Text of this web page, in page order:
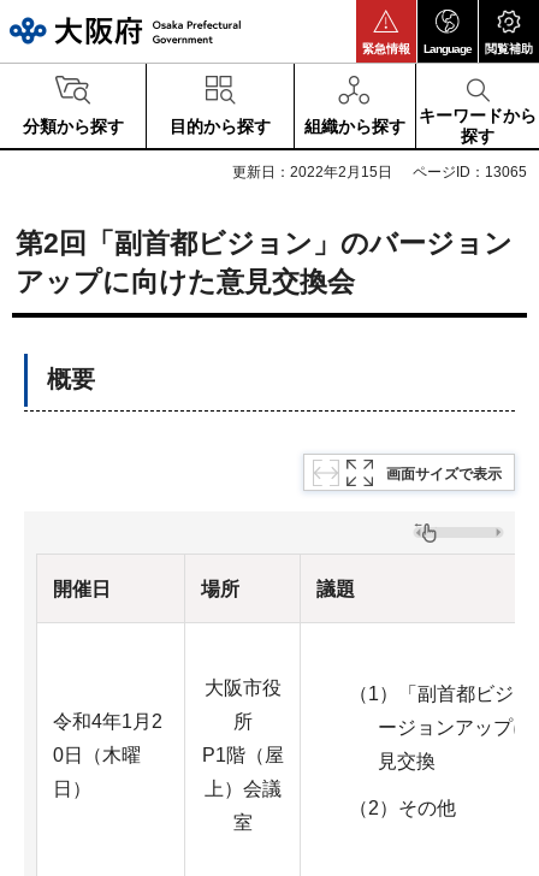
緊急情報 Language 閲覧補助
分類から探す 目的から探す 組織から探す
キーワードから
探す
更新日：2022年2月15日 ページID：13065
第2回「副首都ビジョン」のバージョン
アップに向けた意見交換会
概要
画面サイズで表示
開催日 場所 議題
令和4年1月2
0日（木曜
日）
大阪市役
所
P1階（屋
上）会議
室
（1）「副首都ビジ
ージョンアップに
見交換
（2）その他